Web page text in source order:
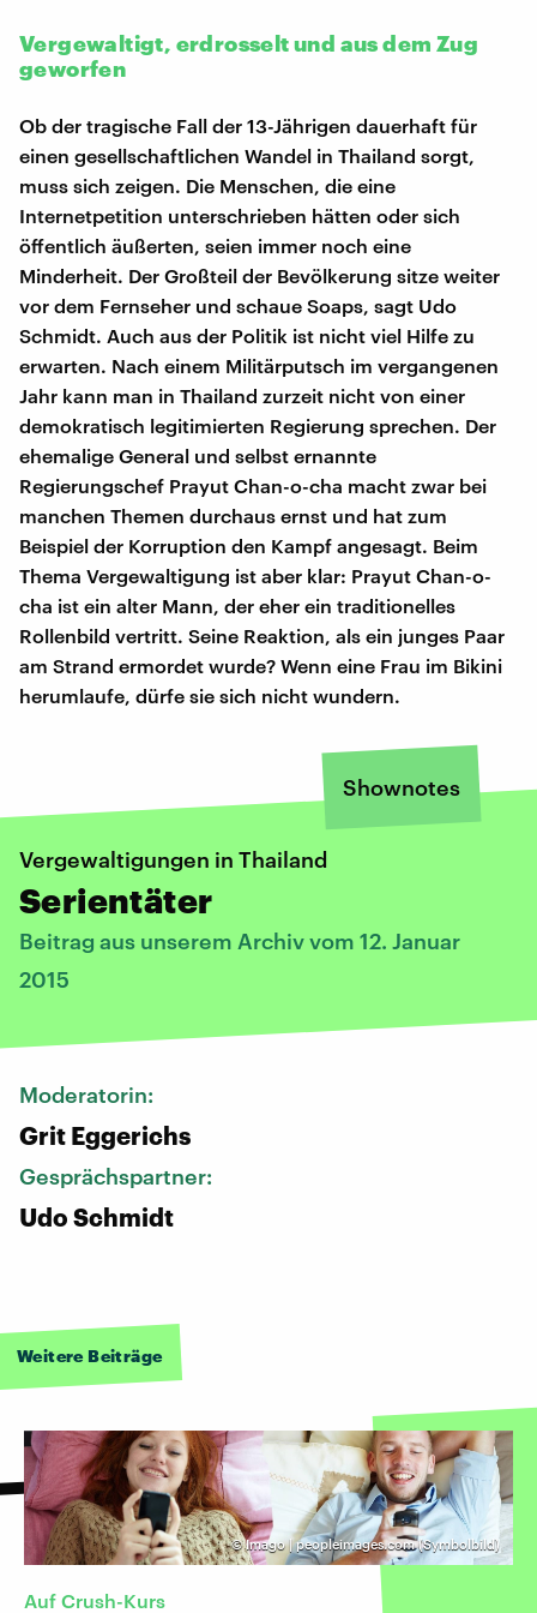
Vergewaltigt, erdrosselt und aus dem Zug
geworfen
Ob der tragische Fall der 13-Jährigen dauerhaft für
einen gesellschaftlichen Wandel in Thailand sorgt,
muss sich zeigen. Die Menschen, die eine
Internetpetition unterschrieben hätten oder sich
öffentlich äußerten, seien immer noch eine
Minderheit. Der Großteil der Bevölkerung sitze weiter
vor dem Fernseher und schaue Soaps, sagt Udo
Schmidt. Auch aus der Politik ist nicht viel Hilfe zu
erwarten. Nach einem Militärputsch im vergangenen
Jahr kann man in Thailand zurzeit nicht von einer
demokratisch legitimierten Regierung sprechen. Der
ehemalige General und selbst ernannte
Regierungschef Prayut Chan-o-cha macht zwar bei
manchen Themen durchaus ernst und hat zum
Beispiel der Korruption den Kampf angesagt. Beim
Thema Vergewaltigung ist aber klar: Prayut Chan-o-
cha ist ein alter Mann, der eher ein traditionelles
Rollenbild vertritt. Seine Reaktion, als ein junges Paar
am Strand ermordet wurde? Wenn eine Frau im Bikini
herumlaufe, dürfe sie sich nicht wundern.
Shownotes
Vergewaltigungen in Thailand
Serientäter
Beitrag aus unserem Archiv vom 12. Januar
2015
Moderatorin:
Grit Eggerichs
Gesprächspartner:
Udo Schmidt
Weitere Beiträge
©Imago | peopleimages.com (Symbolbild)
Auf Crush-Kurs